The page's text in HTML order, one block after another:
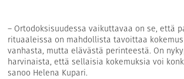
– Ortodoksisuudessa vaikuttavaa on se, että
rituaaleissa on mahdollista tavoittaa
vanhasta, mutta elävästä perinteestä. On
harvinaista, että sellaisia kokemuksia voi
sanoo Helena Kupari.